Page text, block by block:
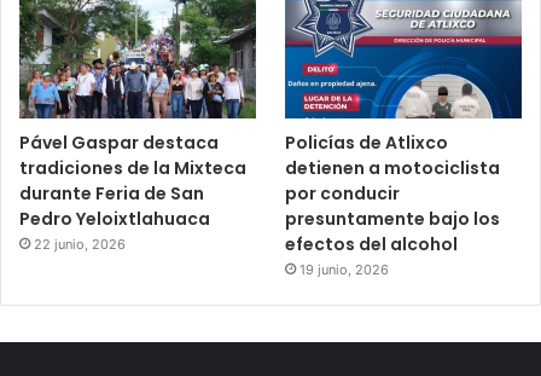
Pável Gaspar destaca
tradiciones de la Mixteca
durante Feria de San
Pedro Yeloixtlahuaca
22 junio, 2026
Policías de Atlixco
detienen a motociclista
por conducir
presuntamente bajo los
efectos del alcohol
19 junio, 2026